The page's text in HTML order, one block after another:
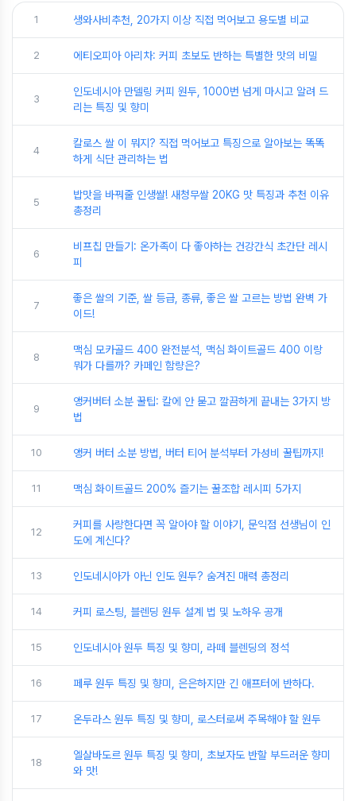
1 생와사비추천, 20가지 이상 직접 먹어보고 용도별 비교
2 에티오피아 아리차: 커피 초보도 반하는 특별한 맛의 비밀
3
인도네시아 만델링 커피 원두, 1000번 넘게 마시고 알려 드
리는 특징 및 향미
4
칼로스 쌀 이 뭐지? 직접 먹어보고 특징으로 알아보는 똑똑
하게 식단 관리하는 법
5
밥맛을 바꿔줄 인생쌀! 새청무쌀 20KG 맛 특징과 추천 이유
총정리
6
비프칩 만들기: 온가족이 다 좋아하는 건강간식 초간단 레시
피
7
좋은 쌀의 기준, 쌀 등급, 종류, 좋은 쌀 고르는 방법 완벽 가
이드!
8
맥심 모카골드 400 완전분석, 맥심 화이트골드 400 이랑
뭐가 다를까? 카페인 함량은?
9
앵커버터 소분 꿀팁: 칼에 안 묻고 깔끔하게 끝내는 3가지 방
법
10 앵커 버터 소분 방법, 버터 티어 분석부터 가성비 꿀팁까지!
11 맥심 화이트골드 200% 즐기는 꿀조합 레시피 5가지
12
커피를 사랑한다면 꼭 알아야 할 이야기, 문익점 선생님이 인
도에 계신다?
13 인도네시아가 아닌 인도 원두? 숨겨진 매력 총정리
14 커피 로스팅, 블렌딩 원두 설계 법 및 노하우 공개
15 인도네시아 원두 특징 및 향미, 라떼 블렌딩의 정석
16 페루 원두 특징 및 향미, 은은하지만 긴 애프터에 반하다.
17 온두라스 원두 특징 및 향미, 로스터로써 주목해야 할 원두
18
엘살바도르 원두 특징 및 향미, 초보자도 반할 부드러운 향미
와 맛!